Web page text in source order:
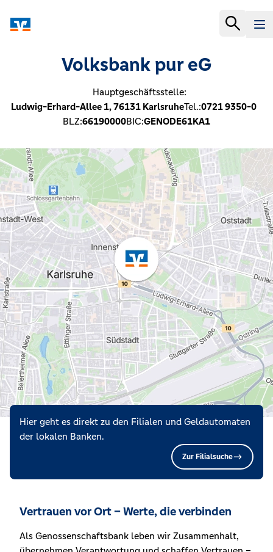
Volksbank pur eG
Hauptgeschäftsstelle:
Ludwig-Erhard-Allee 1,76131 KarlsruheTel.:0721 9350-0
BLZ:66190000BIC:GENODE61KA1
Hier geht es direkt zu den Filialen und Geldautomaten
der lokalen Banken.
Zur Filialsuche
Vertrauen vor Ort – Werte, die verbinden
Als Genossenschaftsbank leben wir Zusammenhalt,